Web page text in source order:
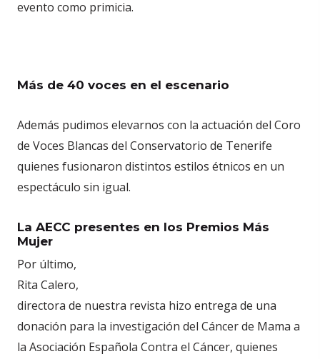
evento como primicia.
Más de 40 voces en el escenario
Además pudimos elevarnos con la actuación del Coro
de Voces Blancas del Conservatorio de Tenerife
quienes fusionaron distintos estilos étnicos en un
espectáculo sin igual.
La AECC presentes en los Premios Más
Mujer
Por último,
Rita Calero,
directora de nuestra revista hizo entrega de una
donación para la investigación del Cáncer de Mama a
la Asociación Española Contra el Cáncer, quienes